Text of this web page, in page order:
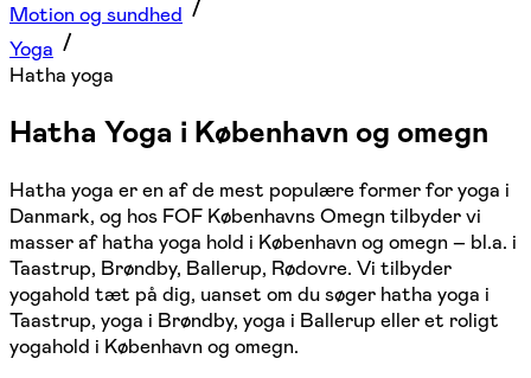
Motion og sundhed
Yoga
Hatha yoga
Hatha Yoga i København og omegn
Hatha yoga er en af de mest populære former for yoga i
Danmark, og hos FOF Københavns Omegn tilbyder vi
masser af hatha yoga hold i København og omegn – bl.a. i
Taastrup, Brøndby, Ballerup, Rødovre. Vi tilbyder
yogahold tæt på dig, uanset om du søger hatha yoga i
Taastrup, yoga i Brøndby, yoga i Ballerup eller et roligt
yogahold i København og omegn.